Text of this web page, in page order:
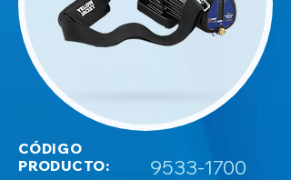
CÓDIGO
PRODUCTO:
9533-1700